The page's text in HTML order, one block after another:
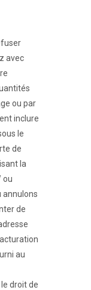
avec
ou par
inclure
le
de
la
ou
annulons
de
au
droit de